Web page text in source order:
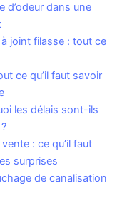
d’odeur dans une
joint filasse : tout ce
ce qu’il faut savoir
les délais sont-ils
: ce qu’il faut
surprises
de canalisation